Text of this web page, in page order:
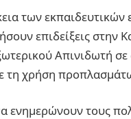
των
επιδείξεις στην
Απινιδωτή
τη χρήση
ενημερώνουν τους